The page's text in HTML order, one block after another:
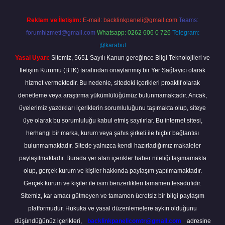
Reklam ve İletişim: E-mail: backlinkpaneli@gmail.com Teams:
forumhizmeti@gmail.com Whatsapp: 0262 606 0 726 Telegram:
@karabul
Yasal Uyarı: Sitemiz, 5651 Sayılı Kanun gereğince Bilgi Teknolojileri ve
İletişim Kurumu (BTK) tarafından onaylanmış bir Yer Sağlayıcı olarak
hizmet vermektedir. Bu nedenle, sitedeki içerikleri proaktif olarak
denetleme veya araştırma yükümlülüğümüz bulunmamaktadır. Ancak,
üyelerimiz yazdıkları içeriklerin sorumluluğunu taşımakta olup, siteye
üye olarak bu sorumluluğu kabul etmiş sayılırlar. Bu internet sitesi,
herhangi bir marka, kurum veya şahıs şirketi ile hiçbir bağlantısı
bulunmamaktadır. Sitede yalnızca kendi hazırladığımız makaleler
paylaşılmaktadır. Burada yer alan içerikler haber niteliği taşımamakta
olup, gerçek kurum ve kişiler hakkında paylaşım yapılmamaktadır.
Gerçek kurum ve kişiler ile isim benzerlikleri tamamen tesadüfidir.
Sitemiz, kar amacı gütmeyen ve tamamen ücretsiz bir bilgi paylaşım
platformudur. Hukuka ve yasal düzenlemelere aykırı olduğunu
düşündüğünüz içerikleri,
backlinkpanelicomtr@gmail.com adresine